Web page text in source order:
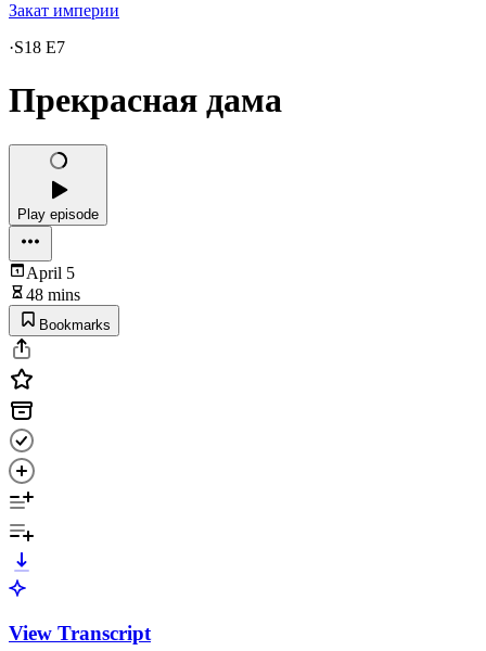
Закат империи
·S18 E7
Прекрасная дама
Play episode
April 5
48 mins
Bookmarks
View Transcript